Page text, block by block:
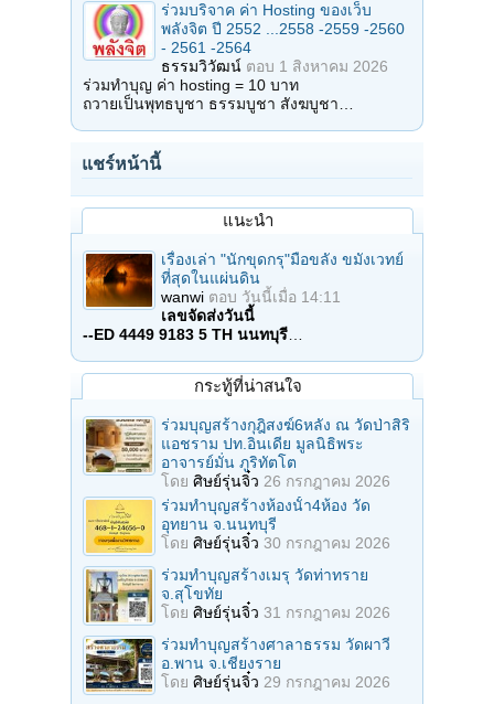
ร่วมบริจาค ค่า Hosting ของเว็บ
พลังจิต ปี 2552 ...2558 -2559 -2560
- 2561 -2564
ธรรมวิวัฒน์ ตอบ 1 สิงหาคม 2026
ร่วมทำบุญ ค่า hosting = 10 บาท
ถวายเป็นพุทธบูชา ธรรมบูชา สังฆบูชา…
แชร์หน้านี้
แนะนำ
เรื่องเล่า "นักขุดกรุ"มือขลัง ขมังเวทย์
ที่สุดในแผ่นดิน
wanwi ตอบ วันนี้เมื่อ 14:11
เลขจัดส่งวันนี้
--ED 4449 9183 5 TH นนทบุรี…
กระทู้ที่น่าสนใจ
ร่วมบุญสร้างกุฎิสงฆ์6หลัง ณ วัดป่าสิริ
แอชราม ปท.อินเดีย มูลนิธิพระ
อาจารย์มั่น ภูริทัตโต
โดย ศิษย์รุ่นจิ๋ว 26 กรกฎาคม 2026
ร่วมทําบุญสร้างห้องนั้า4ห้อง วัด
อุทยาน จ.นนทบุรี
โดย ศิษย์รุ่นจิ๋ว 30 กรกฎาคม 2026
ร่วมทําบุญสร้างเมรุ วัดท่าทราย
จ.สุโขทัย
โดย ศิษย์รุ่นจิ๋ว 31 กรกฎาคม 2026
ร่วมทําบุญสร้างศาลาธรรม วัดผาวี
อ.พาน จ.เชียงราย
โดย ศิษย์รุ่นจิ๋ว 29 กรกฎาคม 2026